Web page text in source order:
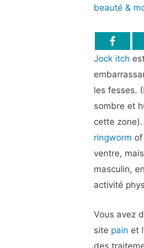
beauté &
Jock itch
les fesses.
sombre et
cette
ringworm
ventre,
masculin,
activité
Vous avez
site pain et
des